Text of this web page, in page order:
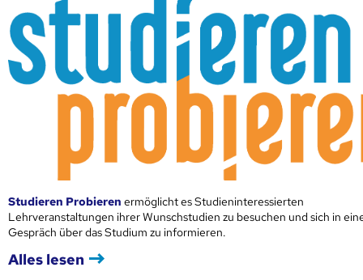
Studieren Probieren ermöglicht es Studieninteressierten
Lehrveranstaltungen ihrer Wunschstudien zu besuchen und sich in
Gespräch über das Studium zu informieren.
Alles lesen